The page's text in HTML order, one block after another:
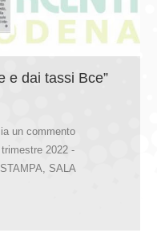
e dai tassi Bce”
un commento
trimestre 2022 -
, SALA